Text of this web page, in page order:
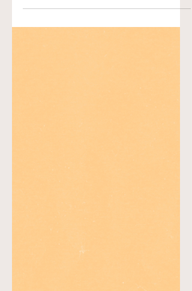
madrugada, y vayáis tarde a reposar, y